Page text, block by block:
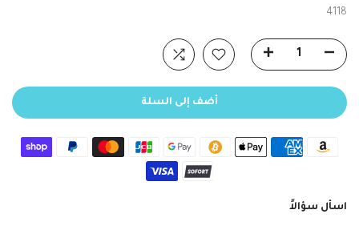
4118
أضف إلى السلة
اسأل سؤالاً